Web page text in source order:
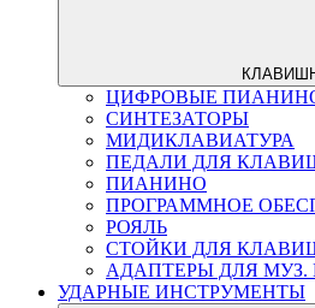
ЦИФРОВЫЕ
СИНТЕЗАТОРЫ
МИДИКЛАВИАТУРА
ПЕДАЛИ ДЛЯ
ПИАНИНО
ПРОГРАММНОЕ
РОЯЛЬ
СТОЙКИ ДЛЯ
АДАПТЕРЫ ДЛЯ
УДАРНЫЕ ИНСТРУМЕНТЫ